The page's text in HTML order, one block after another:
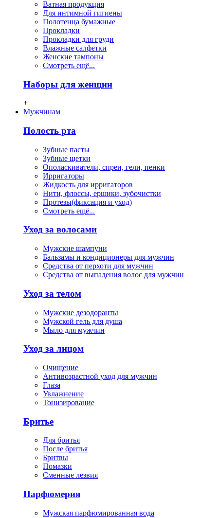
Ватная продукция
Для интимной гигиены
Полотенца бумажные
Прокладки
Прокладки для груди
Влажные салфетки
Женские тампоны
Смотреть ещё...
Наборы для женщин
+
Мужчинам
Полость рта
Зубные пасты
Зубные щетки
Ополаскиватели, спреи, гели, пенки
Ирригаторы
Жидкость для ирригаторов
Нити, флосcы, ершики, зубочистки
Протезы(фиксация и уход)
Смотреть ещё...
Уход за волосами
Мужские шампуни
Бальзамы и кондиционеры для мужчин
Средства от перхоти для мужчин
Средства от выпадения волос для мужчин
Уход за телом
Мужские дезодоранты
Мужской гель для душа
Мыло для мужчин
Уход за лицом
Очищение
Антивозрастной уход для мужчин
Глаза
Увлажнение
Тонизирование
Бритье
Для бритья
После бритья
Бритвы
Помазки
Сменные лезвия
Парфюмерия
Мужская парфюмированная вода